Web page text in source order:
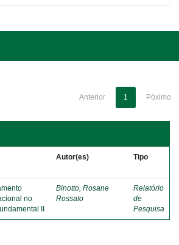
Anterior 1 Póximo
Autor(es) Tipo
no
II
Binotto, Rosane
Rossato
Relatório
de
Pesquisa